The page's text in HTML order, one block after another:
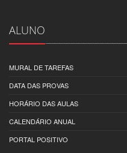
ALUNO
MURAL DE TAREFAS
DATA DAS PROVAS
HORÁRIO DAS AULAS
CALENDÁRIO ANUAL
PORTAL POSITIVO